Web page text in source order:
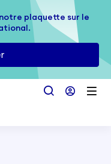
plaquette sur le
plaquette sur le